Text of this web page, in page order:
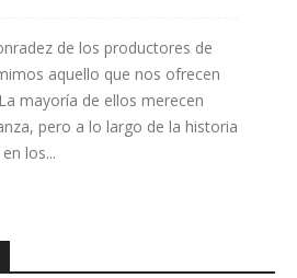
de los productores de
aquello que nos ofrecen
mayoría de ellos merecen
pero a lo largo de la historia
los...